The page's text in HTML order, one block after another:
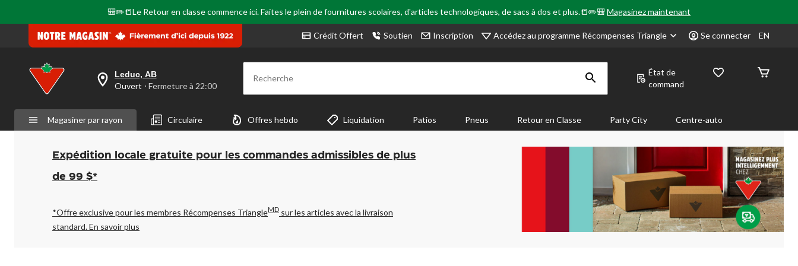
🎒✏️📒Le Retour en classe commence ici. Faites le plein de fournitures scolaires, d'articles technologiques, de sacs à dos et plus.📒✏️🎒Magasinez maintenant
Crédit Offert Soutien Inscription Accédez au programme Récompenses Triangle Se connecter EN
votre
est
Leduc,
AB,
Ouvert,
Fermeture
à
pour
changer
Leduc, AB
Ouvert ⋅ Fermeture à 22:00 Recherche
État de
command
Magasiner par rayon Circulaire Offres hebdo Liquidation Patios Pneus Retour en Classe Party City Centre-auto
Expédition locale gratuite pour les commandes admissibles de plus
de 99 $*
*Offre exclusive pour les membres Récompenses TriangleMD sur les articles avec la livraison
standard.En savoir plus
page.